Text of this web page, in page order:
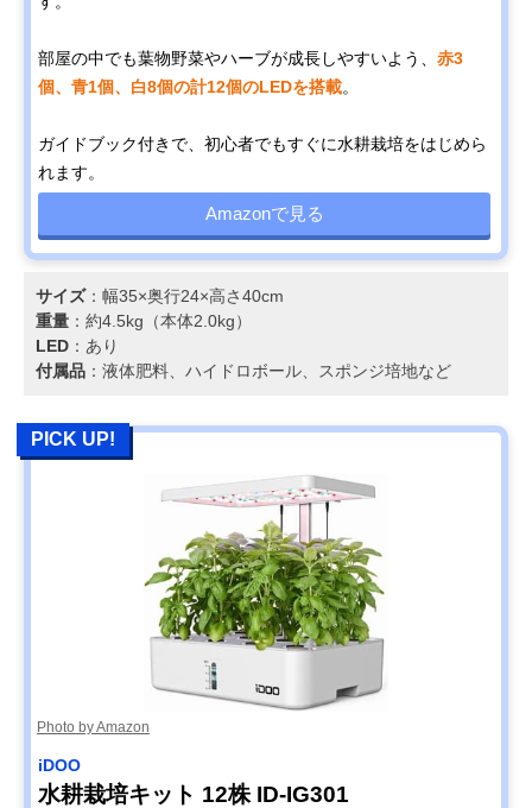
部屋の中でも葉物野菜やハーブが成長しやすいよう、 赤3
個、青1個、白8個の計12個のLEDを搭載。
ガイドブック付きで、初心者でもすぐに水耕栽培をはじめら
れます。
Amazonで見る
サイズ：幅35×奥行24×高さ40cm
重量 ：約4.5kg（本体2.0kg）
LED ：あり
付属品 ：液体肥料、ハイドロボール、スポンジ培地など
PICK UP!
Photo by Amazon
iDOO
水耕栽培キット 12株 ID-IG301